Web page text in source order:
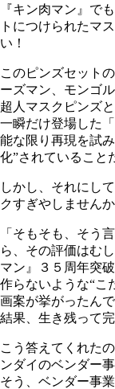
『キン肉マン』で
トにつけられたマ
い！
このピンズセット
ーズマン、モンゴ
超人マスクピンズ
一瞬だけ登場した
能な限り再現を試
化”されていること
しかし、それにし
クすぎやしません
「そもそも、そう
ら、その評価はむ
マン』３５周年突
作らないような“こ
画案が挙がったん
結果、生き残って
こう答えてくれた
ンダイのベンダー
そう、ベンダー事